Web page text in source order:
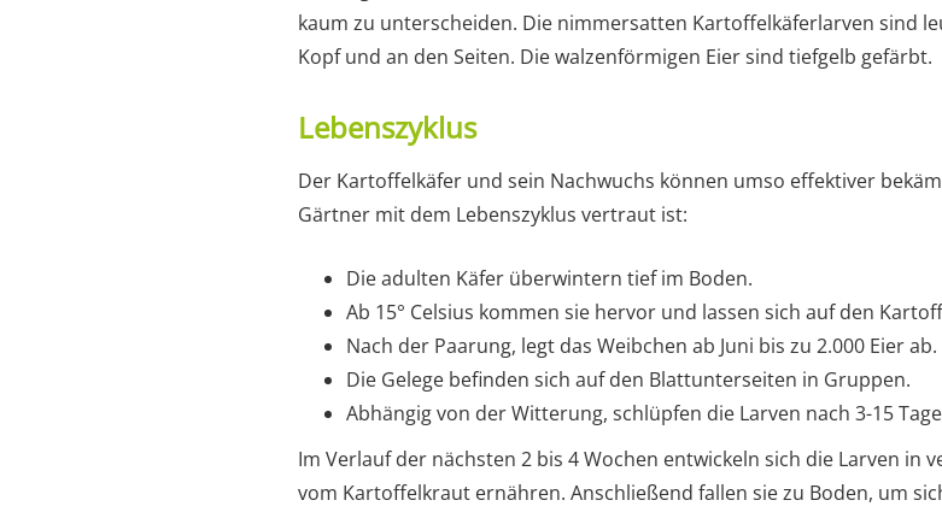
kaum zu unterscheiden. Die nimmersatten Kartoffelkäferlarven sind
Kopf und an den Seiten. Die walzenförmigen Eier sind tiefgelb gefärbt.
Lebenszyklus
Der Kartoffelkäfer und sein Nachwuchs können umso effektiver
Gärtner mit dem Lebenszyklus vertraut ist:
Die adulten Käfer überwintern tief im Boden.
Ab 15° Celsius kommen sie hervor und lassen sich auf den
Nach der Paarung, legt das Weibchen ab Juni bis zu 2.000 Eier ab.
Die Gelege befinden sich auf den Blattunterseiten in Gruppen.
Abhängig von der Witterung, schlüpfen die Larven nach 3-15
Im Verlauf der nächsten 2 bis 4 Wochen entwickeln sich die Larven in
vom Kartoffelkraut ernähren. Anschließend fallen sie zu Boden, um